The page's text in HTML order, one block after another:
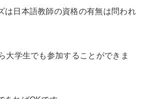
は日本語教師の資格の有無は問われ
大学生でも参加することができま